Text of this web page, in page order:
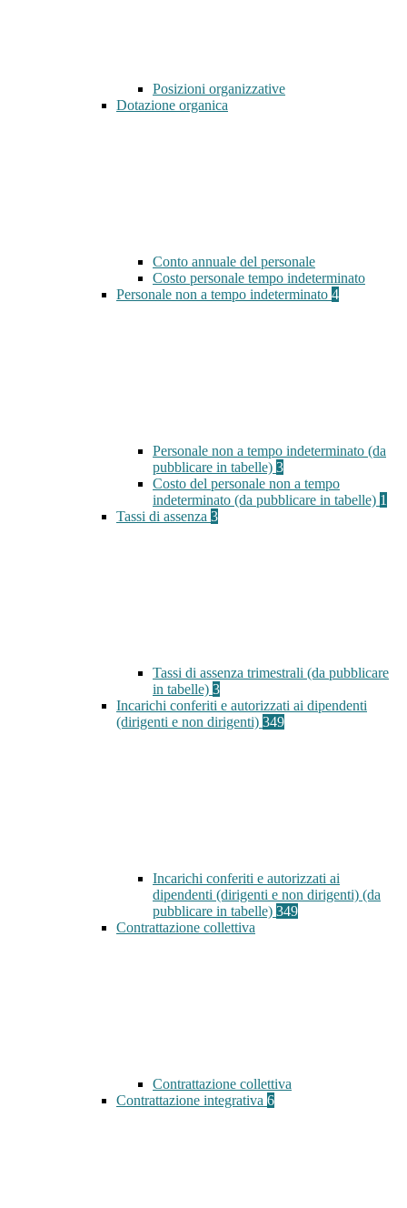
Posizioni organizzative
Dotazione organica
Conto annuale del personale
Costo personale tempo indeterminato
Personale non a tempo indeterminato 4
Personale non a tempo indeterminato (da
pubblicare in tabelle) 3
Costo del personale non a tempo
indeterminato (da pubblicare in tabelle) 1
Tassi di assenza 3
Tassi di assenza trimestrali (da pubblicare
in tabelle) 3
Incarichi conferiti e autorizzati ai dipendenti
(dirigenti e non dirigenti) 349
Incarichi conferiti e autorizzati ai
dipendenti (dirigenti e non dirigenti) (da
pubblicare in tabelle) 349
Contrattazione collettiva
Contrattazione collettiva
Contrattazione integrativa 6